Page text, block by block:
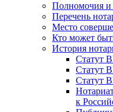
Полномочия и
Перечень
Место
Кто может
История
Статут
Статут
Статут
к